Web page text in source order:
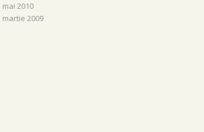
mai 2010
martie 2009